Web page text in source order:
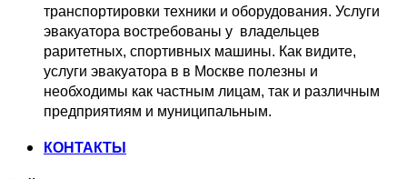
транспортировки техники и оборудования. Услуги
эвакуатора востребованы у  владельцев
раритетных, спортивных машины. Как видите,
услуги эвакуатора в в Москве полезны и
необходимы как частным лицам, так и различным
предприятиям и муниципальным.
КОНТАКТЫ